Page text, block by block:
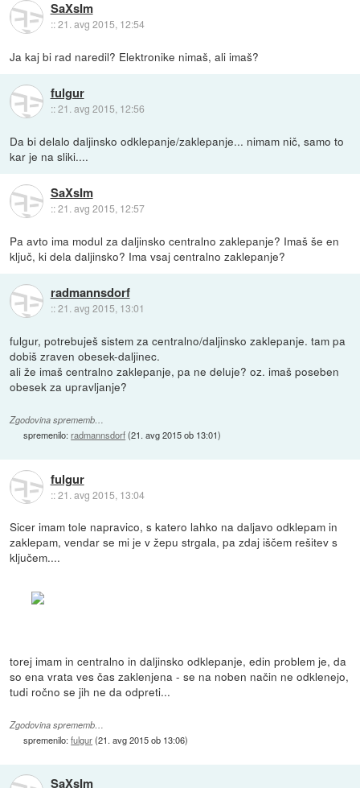
SaXsIm
::21. avg 2015, 12:54
Ja kaj bi rad naredil? Elektronike nimaš, ali imaš?
fulgur
::21. avg 2015, 12:56
Da bi delalo daljinsko odklepanje/zaklepanje... nimam nič, samo to
kar je na sliki....
SaXsIm
::21. avg 2015, 12:57
Pa avto ima modul za daljinsko centralno zaklepanje? Imaš še en
ključ, ki dela daljinsko? Ima vsaj centralno zaklepanje?
radmannsdorf
::21. avg 2015, 13:01
fulgur, potrebuješ sistem za centralno/daljinsko zaklepanje. tam pa
dobiš zraven obesek-daljinec.
ali že imaš centralno zaklepanje, pa ne deluje? oz. imaš poseben
obesek za upravljanje?
Zgodovina sprememb…
spremenilo:radmannsdorf(21. avg 2015 ob 13:01)
fulgur
::21. avg 2015, 13:04
Sicer imam tole napravico, s katero lahko na daljavo odklepam in
zaklepam, vendar se mi je v žepu strgala, pa zdaj iščem rešitev s
ključem....
torej imam in centralno in daljinsko odklepanje, edin problem je, da
so ena vrata ves čas zaklenjena - se na noben način ne odklenejo,
tudi ročno se jih ne da odpreti...
Zgodovina sprememb…
spremenilo:fulgur(21. avg 2015 ob 13:06)
SaXsIm